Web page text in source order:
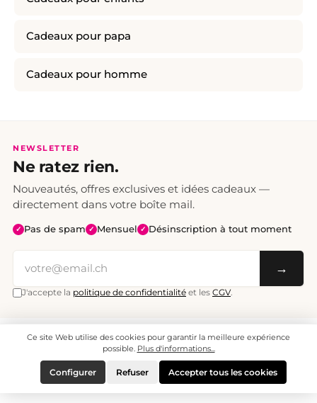
Cadeaux pour papa
Cadeaux pour homme
NEWSLETTER
Ne ratez rien.
Nouveautés, offres exclusives et idées cadeaux —
directement dans votre boîte mail.
✓ Pas de spam ✓ Mensuel ✓ Désinscription à tout moment
→
J'accepte la politique de confidentialité et les CGV.
Tous les prix sont TTC. Frais de port CHF 6.95, livraison gratuite dès CHF 70.
© 2008 - 2026 - enjoymedia.ch - Tous droits réservés.
Ce site Web utilise des cookies pour garantir la meilleure expérience
possible. Plus d'informations...
Refuser
Configurer Accepter tous les cookies